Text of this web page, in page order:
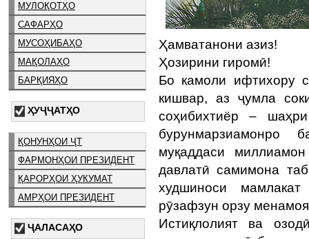
МУЛОҚОТҲО
САФАРҲО
МУСОҲИБАҲО
МАҚОЛАҲО
БАРҚИЯҲО
ҲУҶҶАТҲО
ҚОНУНҲОИ ҶТ
ФАРМОНҲОИ ПРЕЗИДЕНТ
ҚАРОРҲОИ ҲУКУМАТ
АМРҲОИ ПРЕЗИДЕНТ
ҶАЛАСАҲО
Ҳамватанони азиз!
Ҳозирини гиромӣ!
Бо камоли ифтихору
кишвар, аз ҷумла
соҳибихтиёр –
бурунмарзиамонро
муқаддаси
давлатӣ самимона
худшиноси
рӯзафзун орзу
Истиқлолият ва